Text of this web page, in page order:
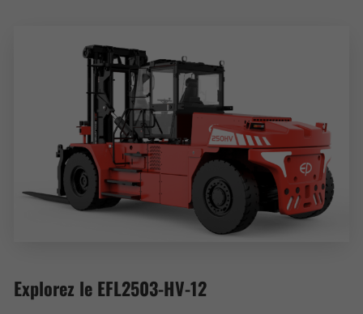
Explorez le EFL2503-HV-12